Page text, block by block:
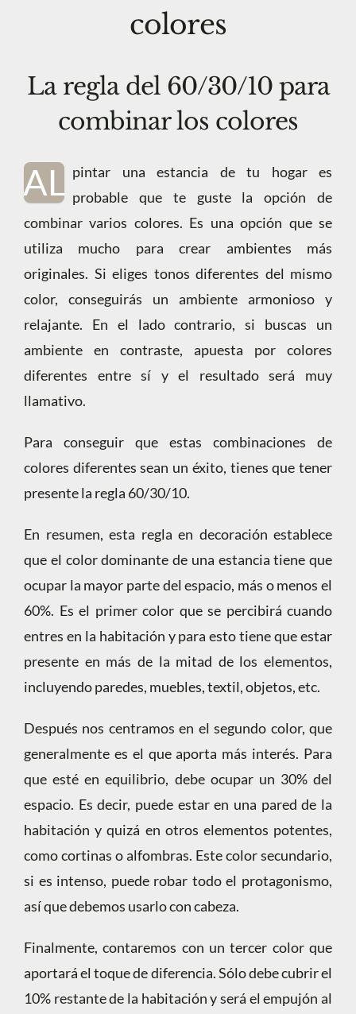
colores
La regla del 60/30/10 para
combinar los colores
AL pintar una estancia de tu hogar es
probable que te guste la opción de
combinar varios colores. Es una opción que se
utiliza mucho para crear ambientes más
originales. Si eliges tonos diferentes del mismo
color, conseguirás un ambiente armonioso y
relajante. En el lado contrario, si buscas un
ambiente en contraste, apuesta por colores
diferentes entre sí y el resultado será muy
llamativo.
Para conseguir que estas combinaciones de
colores diferentes sean un éxito, tienes que tener
presente la regla 60/30/10.
En resumen, esta regla en decoración establece
que el color dominante de una estancia tiene que
ocupar la mayor parte del espacio, más o menos el
60%. Es el primer color que se percibirá cuando
entres en la habitación y para esto tiene que estar
presente en más de la mitad de los elementos,
incluyendo paredes, muebles, textil, objetos, etc.
Después nos centramos en el segundo color, que
generalmente es el que aporta más interés. Para
que esté en equilibrio, debe ocupar un 30% del
espacio. Es decir, puede estar en una pared de la
habitación y quizá en otros elementos potentes,
como cortinas o alfombras. Este color secundario,
si es intenso, puede robar todo el protagonismo,
así que debemos usarlo con cabeza.
Finalmente, contaremos con un tercer color que
aportará el toque de diferencia. Sólo debe cubrir el
10% restante de la habitación y será el empujón al